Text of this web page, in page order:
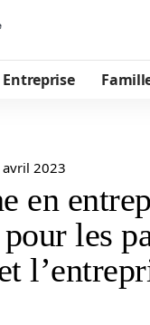
Entreprise
2023
en
les